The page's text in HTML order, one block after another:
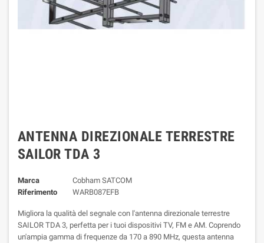
ANTENNA DIREZIONALE TERRESTRE
SAILOR TDA 3
Marca
Cobham SATCOM
Riferimento
WARB087EFB
Migliora la qualità del segnale con l'antenna direzionale terrestre
SAILOR TDA 3, perfetta per i tuoi dispositivi TV, FM e AM. Coprendo
un'ampia gamma di frequenze da 170 a 890 MHz, questa antenna